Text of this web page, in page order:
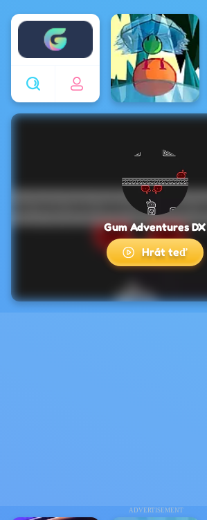
Enjoy4fun
ADVERTISEMENT
Gum Adventures DX
Hrát teď